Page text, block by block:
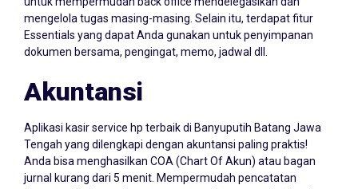
mengelola tugas masing-masing. Selain itu, terdapat fitur
Essentials yang dapat Anda gunakan untuk penyimpanan
dokumen bersama, pengingat, memo, jadwal dll.
Akuntansi
Tengah yang dilengkapi dengan akuntansi paling praktis!
Anda bisa menghasilkan COA (Chart Of Akun) atau bagan
jurnal kurang dari 5 menit. Mempermudah pencatatan
akuntansi baik untuk awam maupun akuntan profesional.